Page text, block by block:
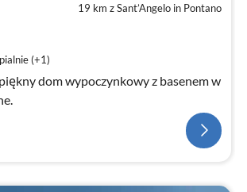
19 km z Sant’Angelo in Pontano
(+1)
dom wypoczynkowy z basenem w